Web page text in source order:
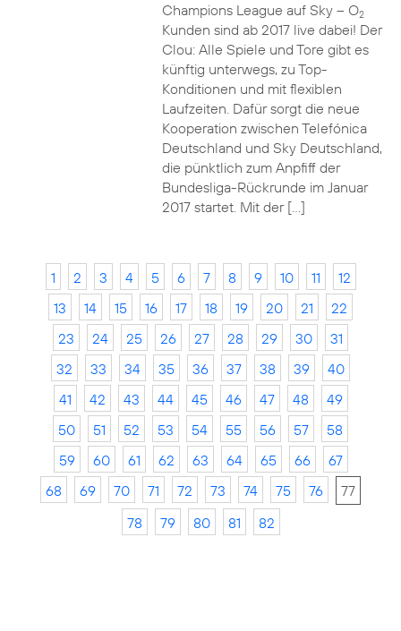
Champions League auf Sky – O2
Kunden sind ab 2017 live dabei! Der
Clou: Alle Spiele und Tore gibt es
künftig unterwegs, zu Top-
Konditionen und mit flexiblen
Laufzeiten. Dafür sorgt die neue
Kooperation zwischen Telefónica
Deutschland und Sky Deutschland,
die pünktlich zum Anpfiff der
Bundesliga-Rückrunde im Januar
2017 startet. Mit der […]
1 2 3 4 5 6 7 8 9 10 11
12
13
14 15 16 17 18 19 20 21
22
23
24 25 26 27 28 29 30
31
32
33 34 35 36 37 38 39
40
41
42 43 44 45 46 47 48
49
50
51 52 53 54 55 56 57
58
59
60 61 62 63 64 65 66
67
68
69 70 71 72 73 74 75 76
77
78
79 80 81 82